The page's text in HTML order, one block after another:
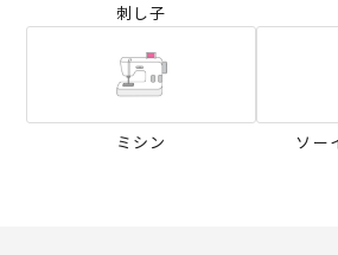
刺し子
ミシン ソー